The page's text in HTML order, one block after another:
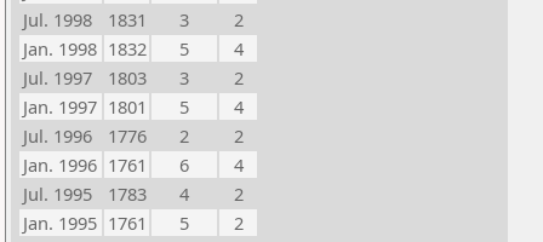
Jul. 1998
1831 3
2
Jan. 1998 1832 5
4
Jul. 1997
1803 3
2
Jan. 1997 1801 5
4
Jul. 1996
1776 2
2
Jan. 1996 1761 6
4
Jul. 1995
1783 4
2
Jan. 1995 1761 5
2